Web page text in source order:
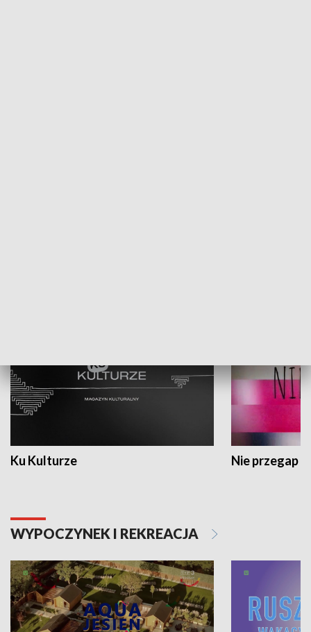
Ku Kulturze Nie przegap
WYPOCZYNEK I REKREACJA